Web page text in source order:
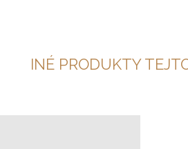
INÉ PRODUKTY